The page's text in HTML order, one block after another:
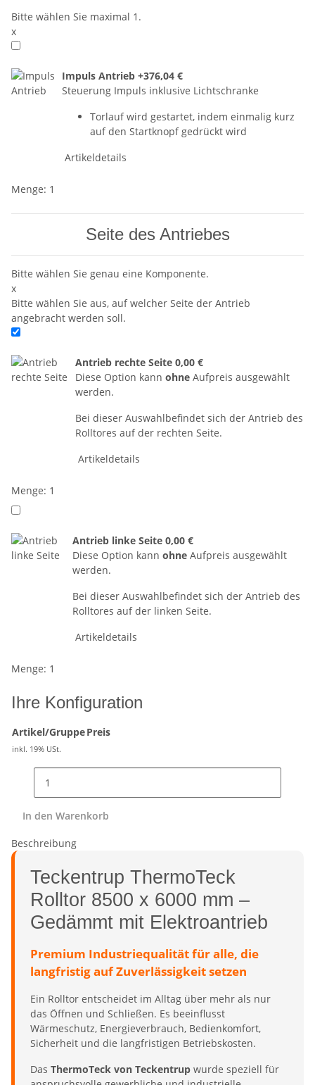
Bitte wählen Sie maximal 1.
x
Impuls Antrieb +376,04 €
Steuerung Impuls inklusive Lichtschranke
Torlauf wird gestartet, indem einmalig kurz
auf den Startknopf gedrückt wird
Artikeldetails
Menge: 1
Seite des Antriebes
Bitte wählen Sie genau eine Komponente.
x
Bitte wählen Sie aus, auf welcher Seite der Antrieb
angebracht werden soll.
Antrieb rechte Seite 0,00 €
Diese Option kann ohneAufpreis ausgewählt
werden.
Bei dieser Auswahlbefindet sich der Antrieb des
Rolltores auf der rechten Seite.
Artikeldetails
Menge: 1
Antrieb linke Seite 0,00 €
Diese Option kann ohneAufpreis ausgewählt
werden.
Bei dieser Auswahlbefindet sich der Antrieb des
Rolltores auf der linken Seite.
Artikeldetails
Menge: 1
Ihre Konfiguration
Artikel/GruppePreis
inkl. 19% USt.
In den Warenkorb
Beschreibung
Teckentrup ThermoTeck
Rolltor 8500 x 6000 mm –
Gedämmt mit Elektroantrieb
Premium Industriequalität für alle, die
langfristig auf Zuverlässigkeit setzen
Ein Rolltor entscheidet im Alltag über mehr als nur
das Öffnen und Schließen. Es beeinflusst
Wärmeschutz, Energieverbrauch, Bedienkomfort,
Sicherheit und die langfristigen Betriebskosten.
Das ThermoTeck von Teckentrup wurde speziell für